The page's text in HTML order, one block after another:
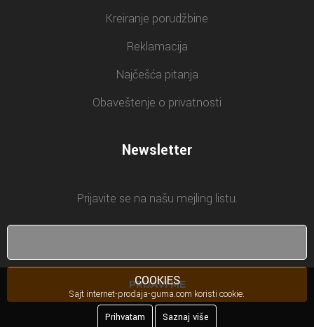
Kreiranje porudžbine
Reklamacija
Najčešća pitanja
Obaveštenje o privatnosti
Newsletter
Prijavite se na našu mejling listu.
PRIJAVI ME
COOKIES
Sajt internet-prodaja-guma.com koristi cookie.
Prihvatam
Saznaj više